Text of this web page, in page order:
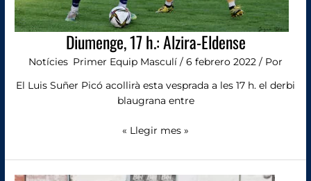
Diumenge, 17 h.: Alzira-Eldense
Notícies Primer Equip Masculí / 6 febrero 2022 / Por
El Luis Suñer Picó acollirà esta vesprada a les 17 h. el derbi
blaugrana entre
« Llegir mes »